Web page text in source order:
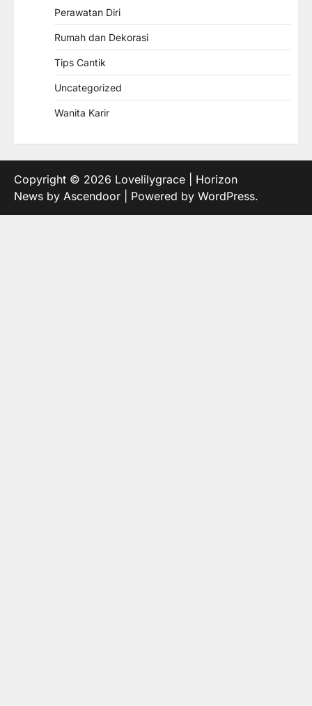
Perawatan Diri
Rumah dan Dekorasi
Tips Cantik
Uncategorized
Wanita Karir
Copyright © 2026 Lovelilygrace | Horizon
News by Ascendoor | Powered by WordPress.